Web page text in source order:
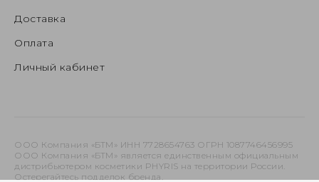
Доставка
Оплата
Личный кабинет
ООО Компания «БТМ» ИНН 7728654763 ОГРН 1087746456995
ООО Компания «БТМ» является единственным официальным
дистрибьютером косметики PHYRIS на территории России.
Остерегайтесь подделок бренда.